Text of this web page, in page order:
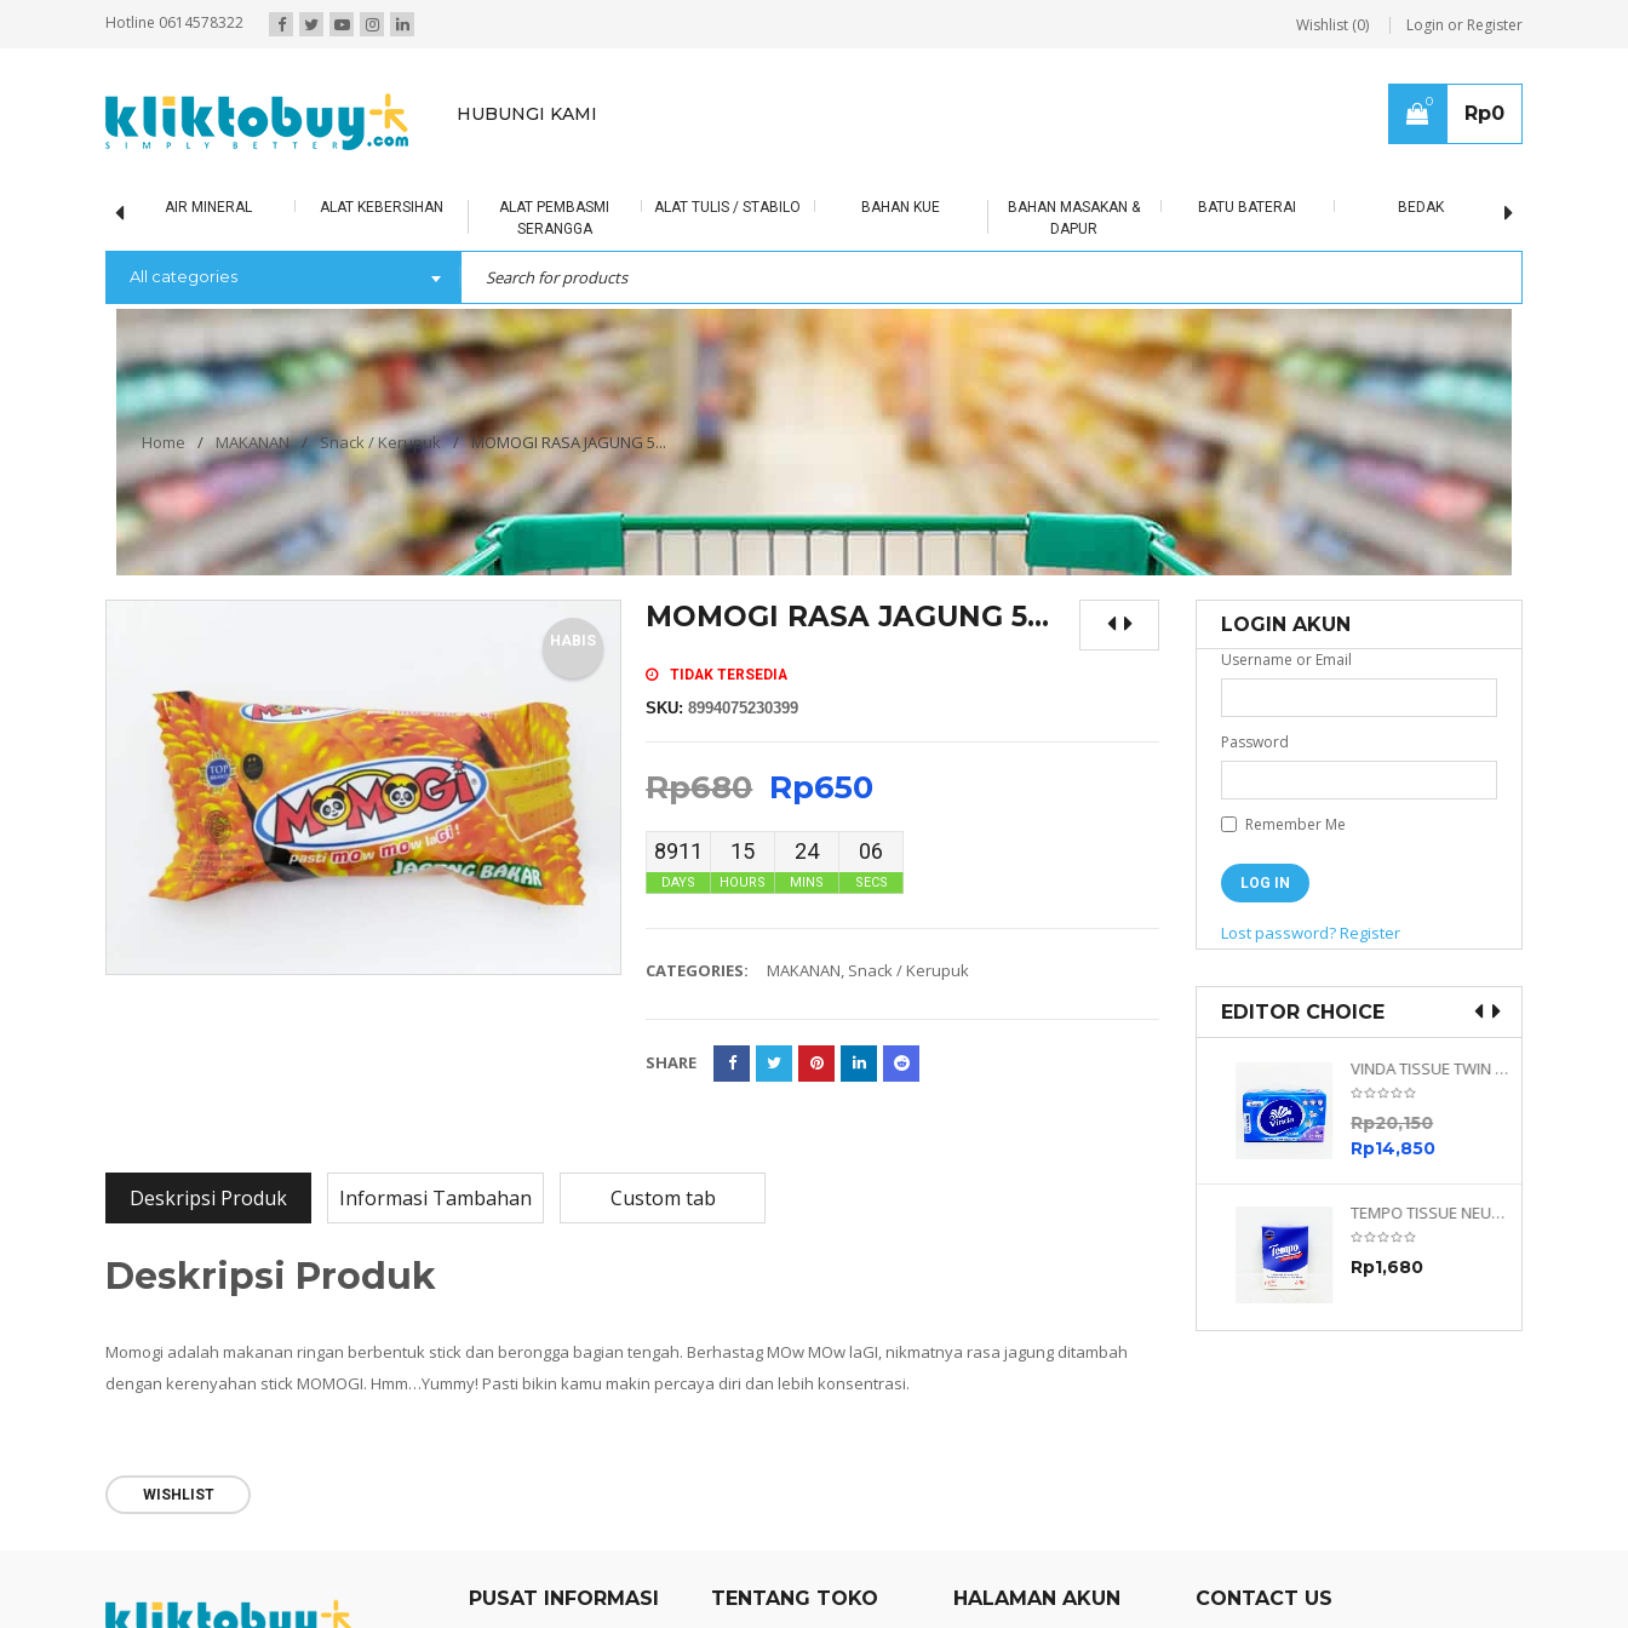
Hotline 0614578322 Wishlist (0) Login or Register
HUBUNGI KAMI
0
Rp0
AIR MINERAL ALAT KEBERSIHAN
ALAT PEMBASMI
SERANGGA
ALAT TULIS / STABILO BAHAN KUE
BAHAN MASAKAN &
DAPUR
BATU BATERAI BEDAK
All categories
Home / MAKANAN / Snack / Kerupuk / MOMOGI RASA JAGUNG 5...
HABIS
MOMOGI RASA JAGUNG 5...
TIDAK TERSEDIA
SKU:8994075230399
Rp680 Rp650
8911
DAYS
15
HOURS
24
MINS
06
SECS
CATEGORIES: MAKANAN, Snack / Kerupuk
SHARE
Deskripsi Produk Informasi Tambahan Custom tab
Deskripsi Produk
Momogi adalah makanan ringan berbentuk stick dan berongga bagian tengah. Berhastag MOw MOw laGI, nikmatnya rasa jagung ditambah
dengan kerenyahan stick MOMOGI. Hmm…Yummy! Pasti bikin kamu makin percaya diri dan lebih konsentrasi.
WISHLIST
LOGIN AKUN
Username or Email
Password
Remember Me
Lost password?Register
EDITOR CHOICE
VINDA TISSUE TWIN PACK 2 X 330 S
Rp20,150
Rp14,850
TEMPO TISSUE NEUTRAL PETIT 4PLY
Rp1,680
PUSAT INFORMASI TENTANG TOKO HALAMAN AKUN CONTACT US